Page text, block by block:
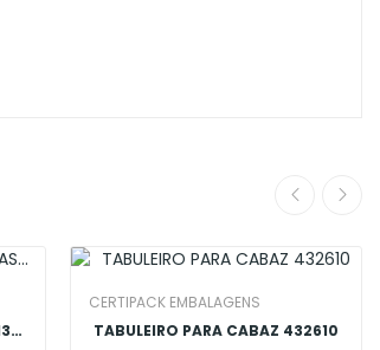
CAIXA CESTELO 4 GARRAFAS 130x130x290
CERTIPACK EMBALAGENS
TABULEIRO PARA CABAZ 432610